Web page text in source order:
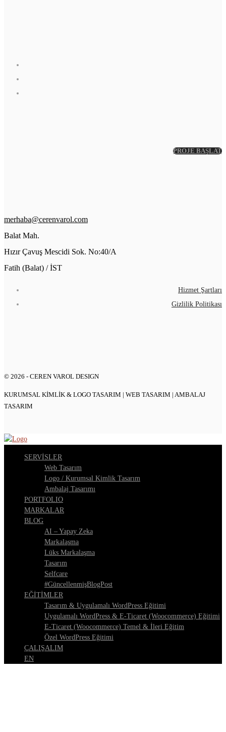
PROJE BAŞLAT
merhaba@cerenvarol.com
Balat Mah.
Hızır Çavuş Mescidi Sok. No:40/A
Fatih (Balat) / İST
Hizmet Şartları
Gizlilik Politikası
© 2026 - CEREN VAROL DESIGN
KURUMSAL KIMLIK & LOGO TASARIM | WEB TASARIM | AMBALAJ
TASARIM
SERVİSLER
Web Tasarım
Logo / Kurumsal Kimlik Tasarım
Ambalaj Tasarımı
PORTFOLIO
MARKALAR
BLOG
AI – Yapay Zeka
Markalaşma
Lüks Markalaşma
Tasarım
Selfcare
#GüncellenmişBlogPost
EĞİTİMLER
Tasarım & Uygulamalı WordPress Eğitimi
Uygulamalı WordPress & E-Ticaret (Woocommerce) Eğitimi
E-Ticaret (Woocommerce) Temel & İleri Eğitim
Özel WordPress Eğitimi
ÇALIŞALIM
EN